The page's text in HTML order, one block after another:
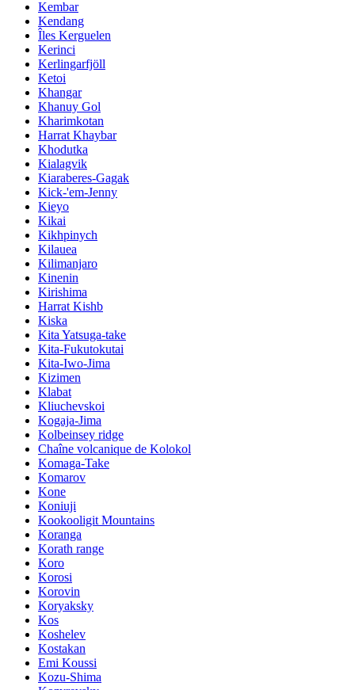
Kembar
Kendang
Îles Kerguelen
Kerinci
Kerlingarfjöll
Ketoi
Khangar
Khanuy Gol
Kharimkotan
Harrat Khaybar
Khodutka
Kialagvik
Kiaraberes-Gagak
Kick-'em-Jenny
Kieyo
Kikai
Kikhpinych
Kilauea
Kilimanjaro
Kinenin
Kirishima
Harrat Kishb
Kiska
Kita Yatsuga-take
Kita-Fukutokutai
Kita-Iwo-Jima
Kizimen
Klabat
Kliuchevskoi
Kogaja-Jima
Kolbeinsey ridge
Chaîne volcanique de Kolokol
Komaga-Take
Komarov
Kone
Koniuji
Kookooligit Mountains
Koranga
Korath range
Koro
Korosi
Korovin
Koryaksky
Kos
Koshelev
Kostakan
Emi Koussi
Kozu-Shima